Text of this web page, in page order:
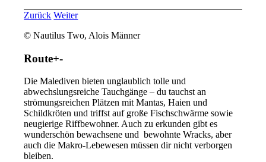
Zurück Weiter
© Nautilus Two, Alois Männer
Route+-
Die Malediven bieten unglaublich tolle und
abwechslungsreiche Tauchgänge – du tauchst an
strömungsreichen Plätzen mit Mantas, Haien und
Schildkröten und triffst auf große Fischschwärme sowie
neugierige Riffbewohner. Auch zu erkunden gibt es
wunderschön bewachsene und bewohnte Wracks, aber
auch die Makro-Lebewesen müssen dir nicht verborgen
bleiben.